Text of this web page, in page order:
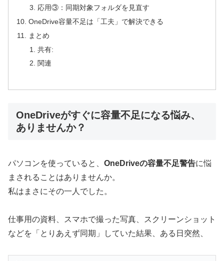
応用③：同期対象フォルダを見直す
OneDrive容量不足は「工夫」で解決できる
まとめ
共有:
関連
OneDriveがすぐに容量不足になる悩み、
ありませんか？
パソコンを使っていると、 OneDriveの容量不足警告に悩
まされることはありませんか。
私はまさにその一人でした。
仕事用の資料、スマホで撮った写真、スクリーンショット
などを「とりあえず同期」していた結果、ある日突然、